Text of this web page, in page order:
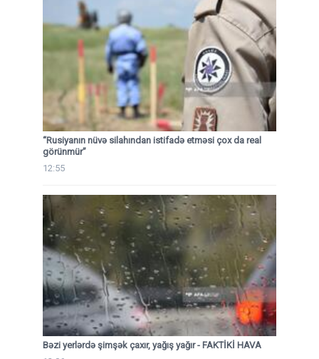
“Rusiyanın nüvə silahından istifadə etməsi çox da real
görünmür”
12:55
Bəzi yerlərdə şimşək çaxır, yağış yağır - FAKTİKİ HAVA